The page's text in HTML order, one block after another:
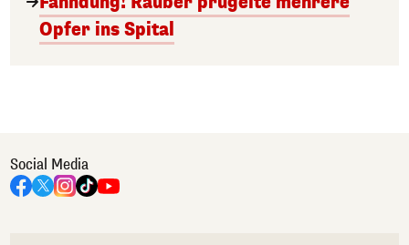
Opfer ins Spital
Social Media